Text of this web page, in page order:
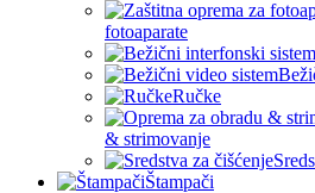
fotoaparate
Ručke
& strimovanje
Štampači